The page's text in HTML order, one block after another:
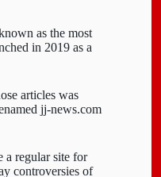
as the most
in 2019 as a
articles was
jj-news.com
a regular site for
controversies of